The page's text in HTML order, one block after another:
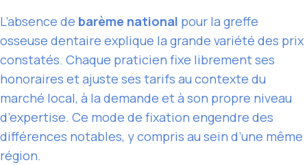
L’absence de barème national pour la greffe
osseuse dentaire explique la grande variété des prix
constatés. Chaque praticien fixe librement ses
honoraires et ajuste ses tarifs au contexte du
marché local, à la demande et à son propre niveau
d’expertise. Ce mode de fixation engendre des
différences notables, y compris au sein d’une même
région.